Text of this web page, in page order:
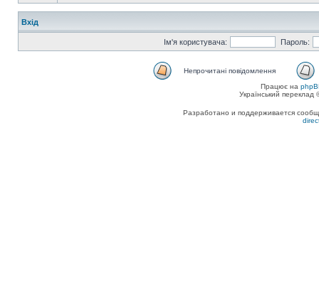
Вхід
Ім'я користувача: Пароль:
Непрочитані повідомлення
Працює на
Український
Разработано и поддерживается